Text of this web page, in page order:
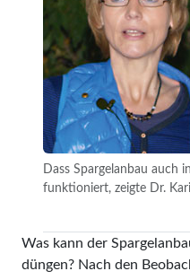
Dass Spargelanbau auch
funktioniert, zeigte Dr.
Was kann der
düngen? Nach den